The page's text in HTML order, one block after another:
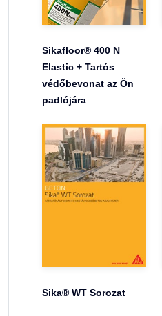
Sikafloor® 400 N
Elastic + Tartós
védőbevonat az Ön
padlójára
Sika® WT Sorozat